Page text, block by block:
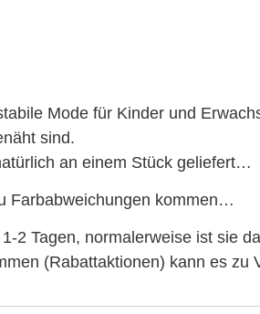
Mode für Kinder und
sind.
an einem Stück geliefert…
Farbabweichungen kommen…
2 Tagen, normalerweise ist sie
(Rabattaktionen) kann es zu